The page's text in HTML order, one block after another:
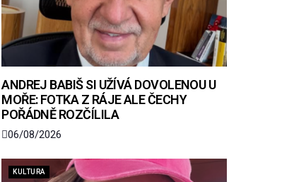
ANDREJ BABIŠ SI UŽÍVÁ DOVOLENOU U
MOŘE: FOTKA Z RÁJE ALE ČECHY
POŘÁDNĚ ROZČÍLILA
06/08/2026
KULTURA